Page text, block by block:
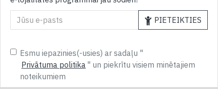
PIETEIKTIES
Esmu iepazinies(-usies) ar sadaļu "
Privātuma politika " un piekrītu visiem minētajiem
noteikumiem